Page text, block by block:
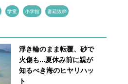
学童 小学館 書籍抜粋
浮き輪のまま転覆、砂で
火傷も...夏休み前に親が
知るべき海のヒヤリハッ
ト